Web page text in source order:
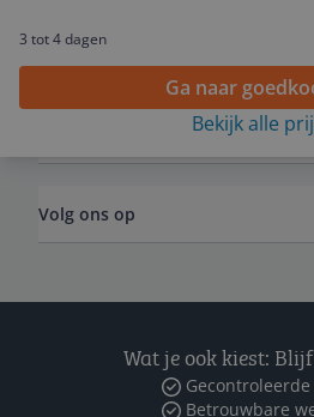
3 tot 4 dagen
Ga naar
Bekijk alle
Algemeen
Volg ons op
Wat je ook kiest:
Gecontroleerde
Betrouwbare